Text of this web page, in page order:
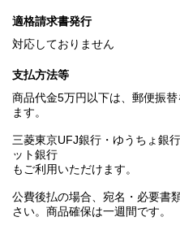
適格請求書発行
対応しておりません
支払方法等
商品代金5万円以下は、郵便振
ます。
三菱東京UFJ銀行・ゆうちょ銀
ット銀行
もご利用いただけます。
公費後払の場合、宛名・必要書
さい。商品確保は一週間です。